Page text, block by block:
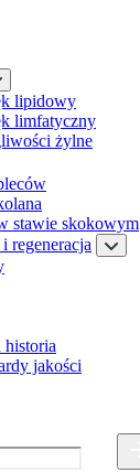
lipidowy
limfatyczny
żylne
stawie skokowym
regeneracja
historia
jakości